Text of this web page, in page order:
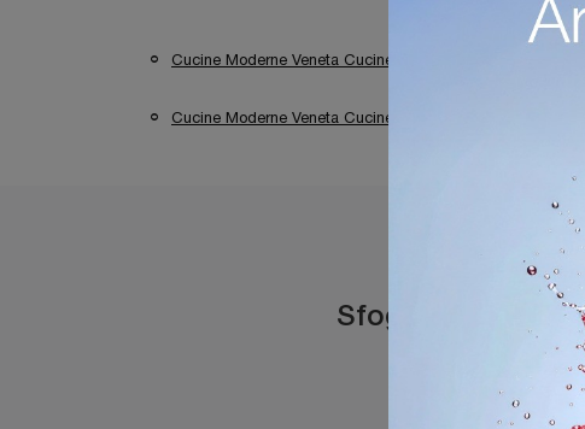
Cucine Moderne Veneta Cucine Trento
Cucine Moderne Veneta Cucine Sirmione
Sfoglia i cataloghi